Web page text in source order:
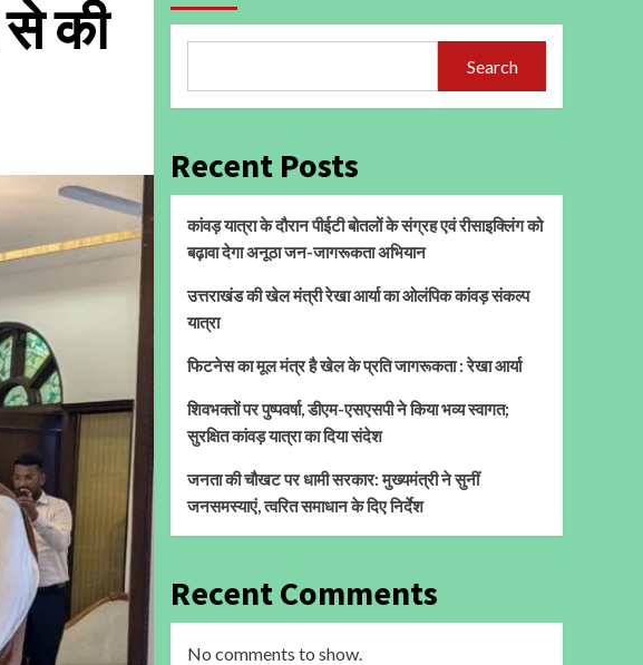
से की
Search
Recent Posts
कांवड़ यात्रा के दौरान पीईटी बोतलों के संग्रह एवं रीसाइक्लिंग को
बढ़ावा देगा अनूठा जन-जागरूकता अभियान
उत्तराखंड की खेल मंत्री रेखा आर्या का ओलंपिक कांवड़ संकल्प
यात्रा
फिटनेस का मूल मंत्र है खेल के प्रति जागरूकता : रेखा आर्या
शिवभक्तों पर पुष्पवर्षा, डीएम-एसएसपी ने किया भव्य स्वागत;
सुरक्षित कांवड़ यात्रा का दिया संदेश
जनता की चौखट पर धामी सरकार: मुख्यमंत्री ने सुनीं
जनसमस्याएं, त्वरित समाधान के दिए निर्देश
Recent Comments
No comments to show.